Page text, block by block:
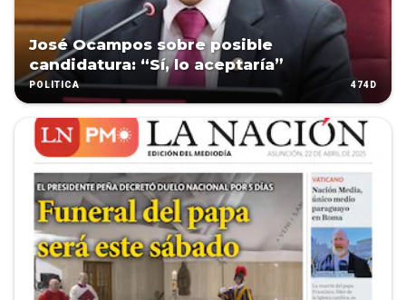
José Ocampos sobre posible
candidatura: “Sí, lo aceptaría”
POLÍTICA 474D